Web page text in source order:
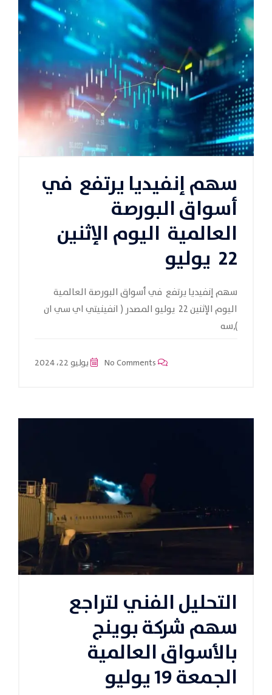
سهم إنفيديا يرتفع في
أسواق البورصة
العالمية اليوم الإثنين
22 يوليو
سهم إنفيديا يرتفع في أسواق البورصة العالمية
اليوم الإثنين 22 يوليو المصدر ( انفينيتي اي سي ان
),سه
يوليو 22، 2024
التحليل الفني لتراجع
سهم شركة بوينج
بالأسواق العالمية
الجمعة 19 يوليو